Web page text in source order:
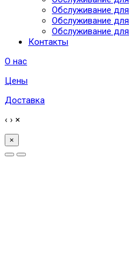
Обслуживание
Обслуживание
Обслуживание
Контакты
О нас
Цены
Доставка
‹ › ×
×